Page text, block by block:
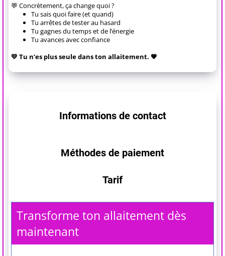
💬 Concrètement, ça change quoi ?
Tu sais quoi faire (et quand)
Tu arrêtes de tester au hasard
Tu gagnes du temps et de l’énergie
Tu avances avec confiance
💛 Tu n’es plus seule dans ton allaitement. 💗
Informations de contact
Méthodes de paiement
Tarif
Transforme ton allaitement dès
maintenant